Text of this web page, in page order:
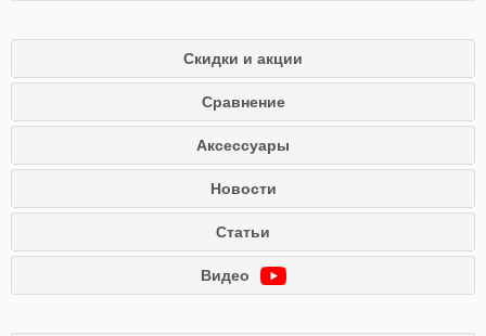
Скидки и акции
Сравнение
Аксессуары
Новости
Статьи
Видео